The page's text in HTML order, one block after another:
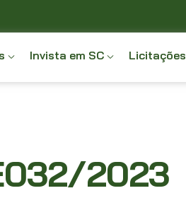
Invista em SC Licitações
2023